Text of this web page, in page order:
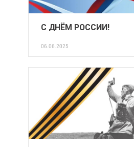
С ДНЁМ РОССИИ!
06.06.2025